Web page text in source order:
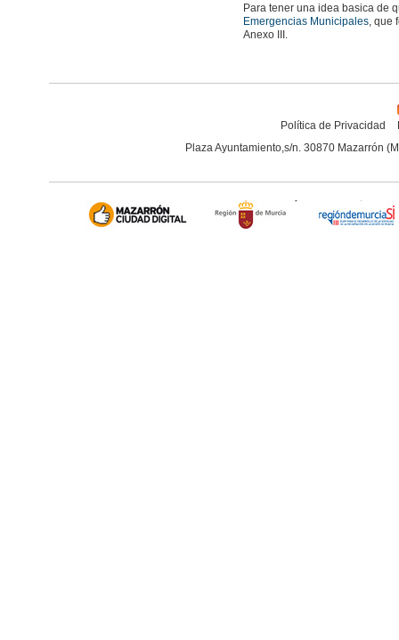
Para tener una idea basica de
Emergencias Municipales, que
Anexo III.
Política de Privacidad
Plaza Ayuntamiento,s/n. 30870 Mazarrón